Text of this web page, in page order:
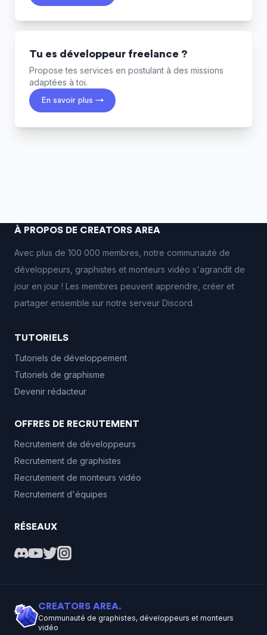
Tu es développeur freelance ?
Propose tes services en postulant à des missions
adaptées à toi.
En savoir plus →
À PROPOS DE CREATORS AREA
Avec plus de 100 000 membres, notre communauté de
développeurs, graphistes et monteurs vidéo s'agrandit de
jour en jour ! Les membres peuvent apprendre, créer et
partager ensemble sur notre serveur Discord.
TUTORIELS
Tutoriels de développement
Tutoriels de graphisme
Devenir rédacteur
OFFRES DE RECRUTEMENT
Recrutement de développeurs
Recrutement de graphistes
Recrutement de monteurs vidéo
Recrutement d'équipes
RÉSEAUX
CREATORS AREA.
Communauté de graphistes, développeurs et monteurs
vidéo